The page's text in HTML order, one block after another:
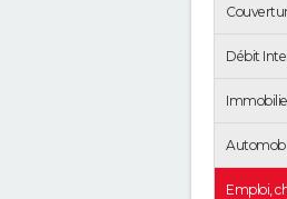
Débit
Emploi,